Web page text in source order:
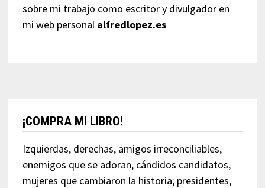
sobre mi trabajo como escritor y divulgador en
mi web personal alfredlopez.es
¡COMPRA MI LIBRO!
Izquierdas, derechas, amigos irreconciliables,
enemigos que se adoran, cándidos candidatos,
mujeres que cambiaron la historia; presidentes,